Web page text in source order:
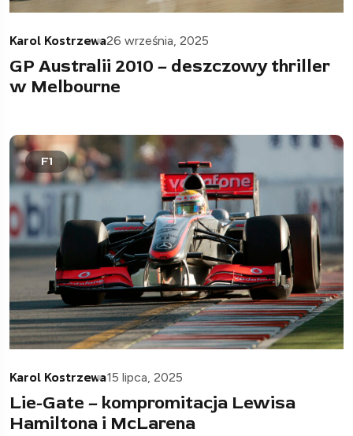
Karol Kostrzewa26 września, 2025
GP Australii 2010 – deszczowy thriller
w Melbourne
F1
Karol Kostrzewa15 lipca, 2025
Lie-Gate – kompromitacja Lewisa
Hamiltona i McLarena